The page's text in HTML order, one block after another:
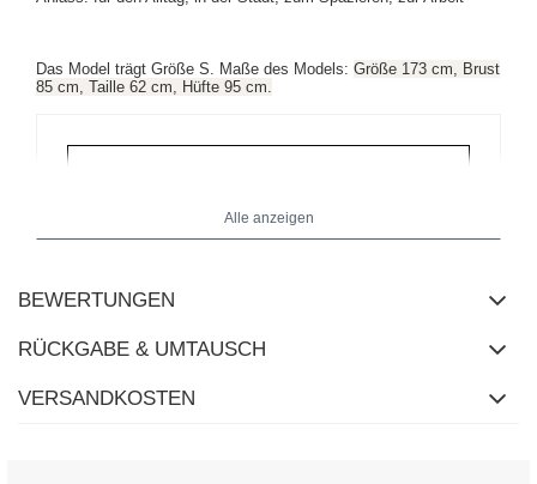
Das Model trägt Größe S. Maße des Models: Größe 173 cm, Brust
85 cm, Taille 62 cm, Hüfte 95 cm.
Alle anzeigen
BEWERTUNGEN
RÜCKGABE & UMTAUSCH
VERSANDKOSTEN